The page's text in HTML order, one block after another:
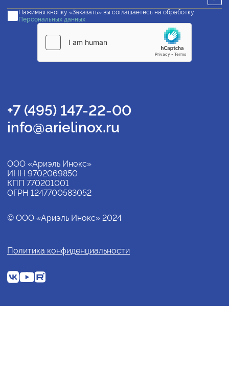
Нажимая кнопку «Заказать» вы соглашаетесь на обработку
Персональных данных
+7 (495) 147-22-00
info@arielinox.ru
ООО «Ариэль Инокс»
ИНН 9702069850
КПП 770201001
ОГРН 1247700583052
© ООО «Ариэль Инокс» 2024
Политика конфиденциальности